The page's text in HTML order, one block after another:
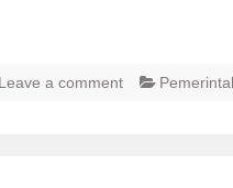
Leave a comment